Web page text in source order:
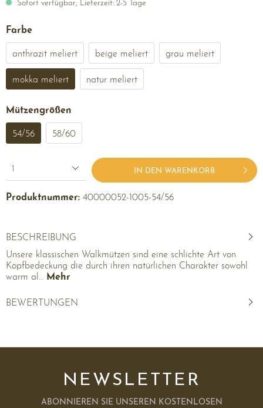
Sofort verfügbar, Lieferzeit: 2-5 Tage
Farbe
anthrazit meliert beige meliert grau meliert
mokka meliert natur meliert
Mützengrößen
54/56 58/60
IN DEN WARENKORB
Produktnummer: 40000052-1005-54/56
BESCHREIBUNG
Unsere klassischen Walkmützen sind eine schlichte Art von
Kopfbedeckung die durch ihren natürlichen Charakter sowohl
warm al… Mehr
BEWERTUNGEN
NEWSLETTER
ABONNIEREN SIE UNSEREN KOSTENLOSEN